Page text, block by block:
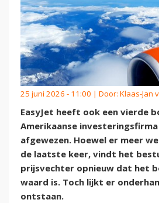
25 juni 2026 - 11:00 | Door: Klaas-Jan
EasyJet heeft ook een vierde
Amerikaanse
afgewezen. Hoewel er meer
de laatste keer, vindt het
prijsvechter opnieuw dat het
waard is. Toch lijkt er
ontstaan.